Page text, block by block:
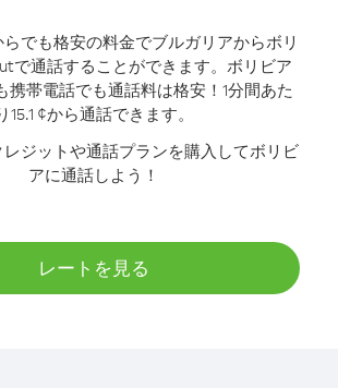
でも格安の料金でブルガリアからボリ
で通話することができます。 ボリビア
携帯電話でも通話料は格安！1分間あた
15.1 ¢から通話できます。
ジットや通話プランを購入してボリビ
アに通話しよう！
レートを見る